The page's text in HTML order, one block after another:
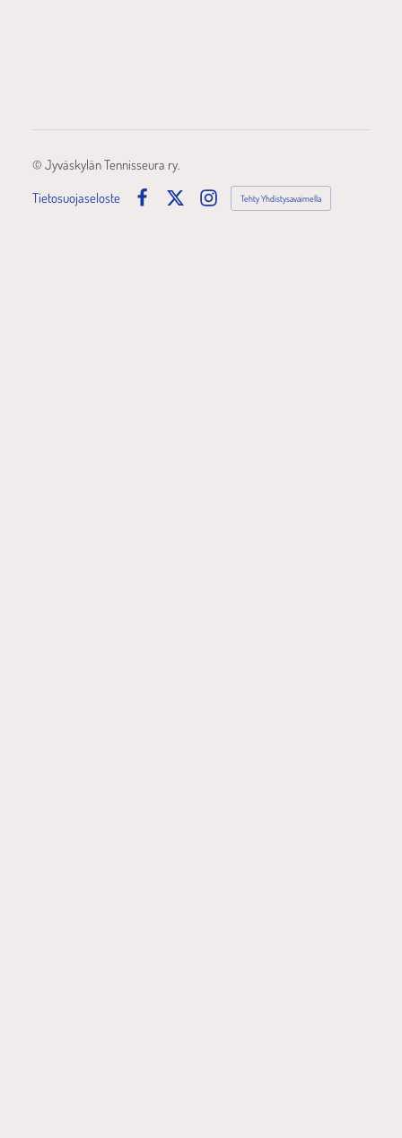
© Jyväskylän Tennisseura ry.
Tietosuojaseloste
Facebook
Instagram
Tehty Yhdistysavaimella